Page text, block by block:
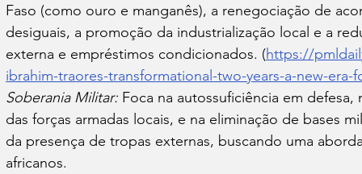
Faso (como ouro e manganês), a renegociação de
desiguais, a promoção da industrialização local e a
externa e empréstimos condicionados. (https://
ibrahim-traores-transformational-two-years-a-new-era-
Soberania Militar: Foca na autossuficiência em
das forças armadas locais, e na eliminação de bases
da presença de tropas externas, buscando uma
africanos.